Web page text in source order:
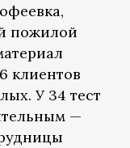
пожилой
клиентов
У 34 тест
—